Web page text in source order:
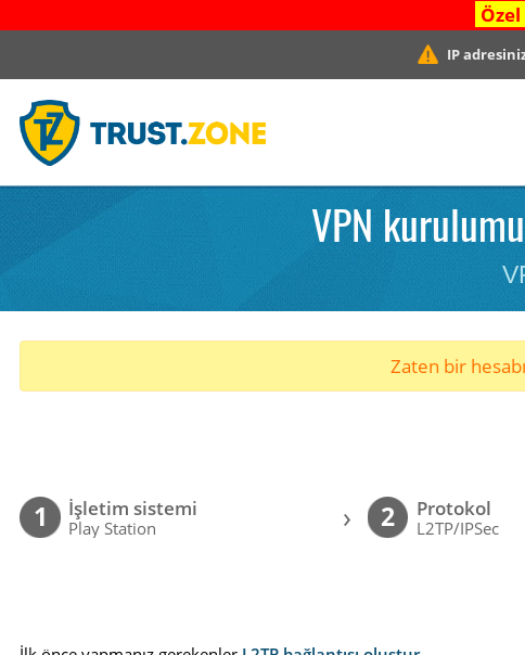
Özel
IP
VPN
Zaten bir
1 İşletim sistemi
Play Station › 2 Protokol
L2TP/IPSec